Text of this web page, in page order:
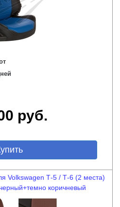
руб.
Volkswagen Т-5 / Т-6 (2 места)
коричневый